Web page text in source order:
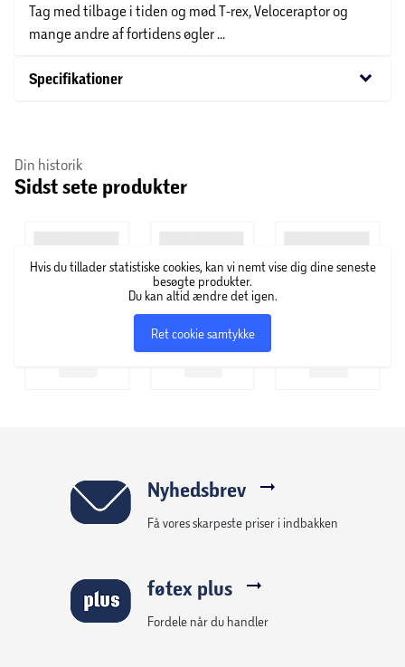
Tag med tilbage i tiden og mød T-rex, Veloceraptor og
mange andre af fortidens øgler ...
Specifikationer keyboard_arrow_down
Din historik
Sidst sete produkter
Hvis du tillader statistiske cookies, kan vi nemt vise dig dine seneste
besøgte produkter.
Du kan altid ændre det igen.
Ret cookie samtykke
Nyhedsbrev
Få vores skarpeste priser i indbakken
føtex plus
Fordele når du handler